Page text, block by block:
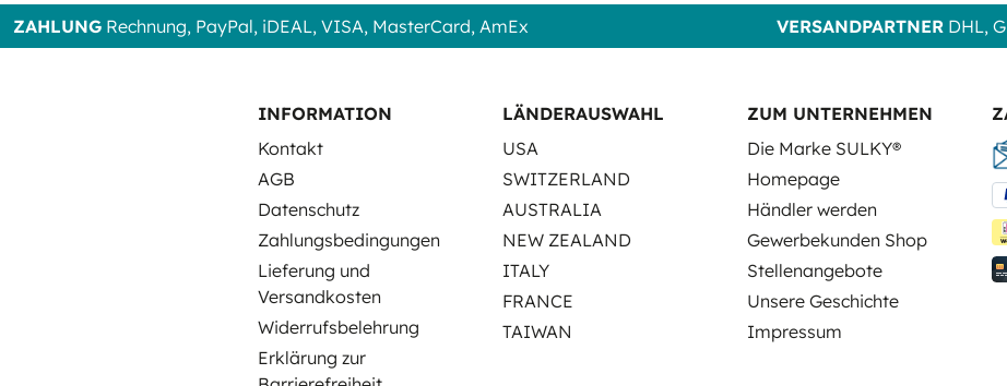
ZAHLUNG Rechnung, PayPal, iDEAL, VISA, MasterCard, AmEx VERSANDPARTNER DHL,
INFORMATION
Kontakt
AGB
Datenschutz
Zahlungsbedingungen
Lieferung und
Versandkosten
Widerrufsbelehrung
Erklärung zur
LÄNDERAUSWAHL
USA
SWITZERLAND
AUSTRALIA
NEW ZEALAND
ITALY
FRANCE
TAIWAN
ZUM UNTERNEHMEN
Die Marke SULKY®
Homepage
Händler werden
Gewerbekunden Shop
Stellenangebote
Unsere Geschichte
Impressum